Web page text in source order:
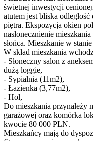
świetnej inwestycji
atutem jest bliska
piętra. Ekspozycja okien
nasłonecznienie
słońca. Mieszkanie w
W skład mieszkania
- Słoneczny salon z
dużą loggie,
- Sypialnia (11m2),
- Łazienka (3,77m2),
- Hol,
Do mieszkania przynależy
garażowej oraz komórka
kwocie 80 000 PLN.
Mieszkańcy mają do